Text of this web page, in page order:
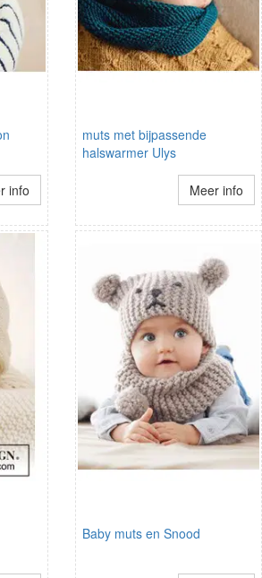
info
muts met bijpassende
halswarmer Ulys
Meer info
Baby muts en Snood